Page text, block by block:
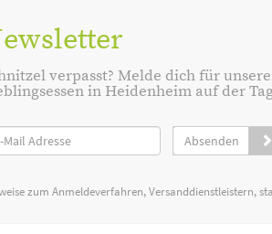
verpasst? Melde dich für
in Heidenheim auf der
Absenden
zum Anmeldeverfahren, Versanddienstleistern,